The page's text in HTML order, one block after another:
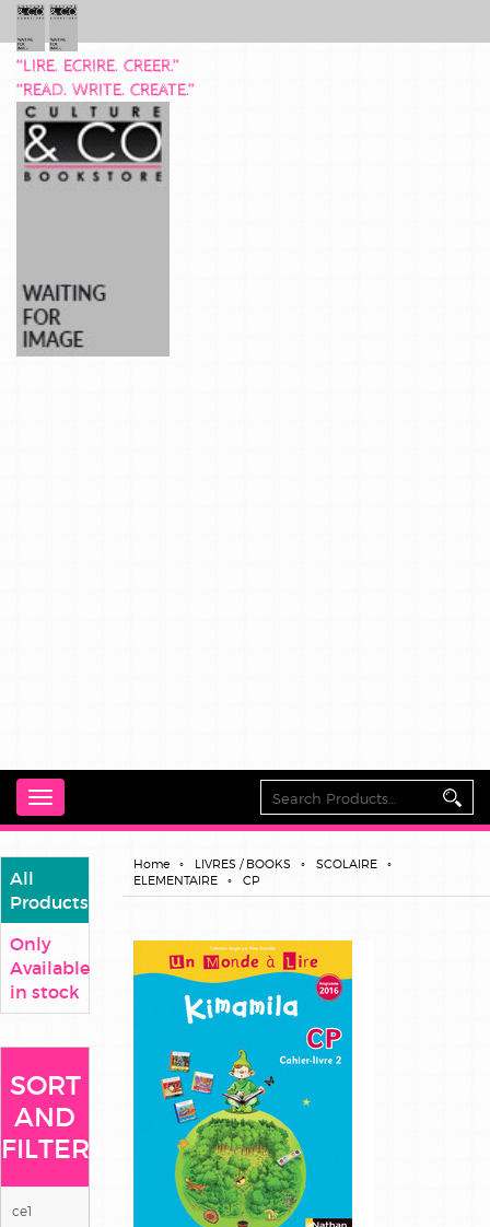
“LIRE. ECRIRE. CREER.”
“READ. WRITE. CREATE.”
Toggle
navigation
All
Products
Only
Available
in stock
SORT
AND
FILTER
ce1
Home LIVRES / BOOKS
SCOLAIRE
ELEMENTAIRE
CP